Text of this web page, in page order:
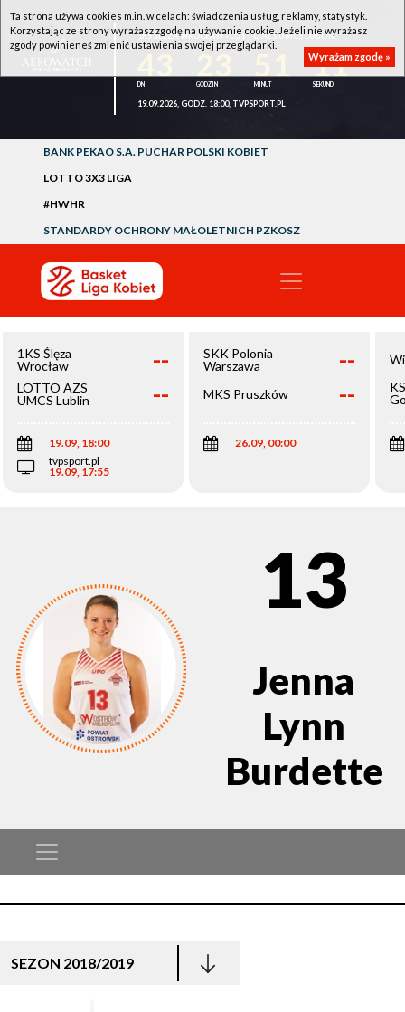
1KS ŚLĘZA WROCŁAW - LOTTO AZS UMCS LUBLIN
11
19.09.2026, GODZ. 18:00, TVPSPORT.PL
BANK PEKAO S.A. PUCHAR POLSKI KOBIET
LOTTO 3X3 LIGA
#HWHR
STANDARDY OCHRONY MAŁOLETNICH PZKOSZ
1KS Ślęza
Wrocław
--
LOTTO AZS
UMCS Lublin
--
19.09, 18:00
tvpsport.pl
19.09, 17:55
SKK Polonia
Warszawa
--
MKS Pruszków --
26.09, 00:00
13
Jenna
Lynn
Burdette
SEZON 2018/2019
Ta strona używa cookies m.in. w celach: świadczenia usług, reklamy, statystyk.
Korzystając ze strony wyrażasz zgodę na używanie cookie. Jeżeli nie wyrażasz
zgody powinieneś zmienić ustawienia swojej przeglądarki.
Wyrażam zgodę »